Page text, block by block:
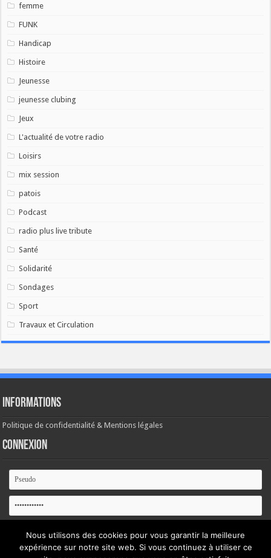
femme
FUNK
Handicap
Histoire
Jeunesse
jeunesse clubing
Jeux
L'actualité de votre radio
Loisirs
mix session
patois
Podcast
radio plus live tribute
Santé
Solidarité
Sondages
Sport
Travaux et Circulation
Informations
Politique de confidentialité & Mentions légales
Connexion
Se souvenir de moi
Nous utilisons des cookies pour vous garantir la meilleure
expérience sur notre site web. Si vous continuez à utiliser ce